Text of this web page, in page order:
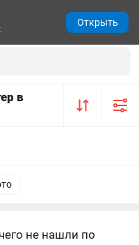
в
не нашли по
Открыть